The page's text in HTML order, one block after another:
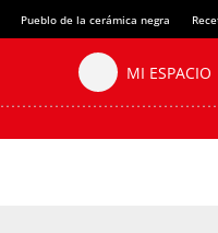
Pueblo de la cerámica negra